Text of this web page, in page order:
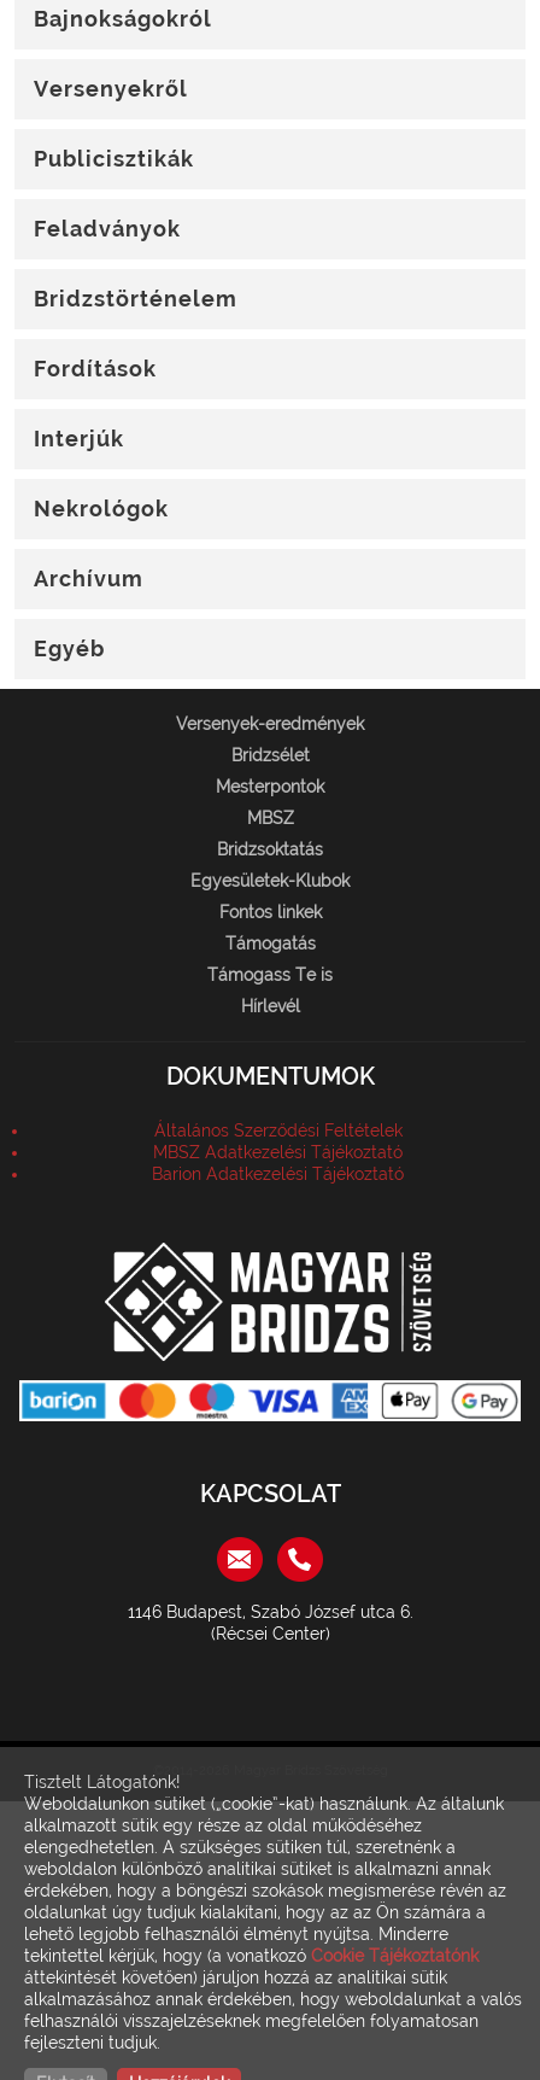
Bajnokságokról
Versenyekről
Publicisztikák
Feladványok
Bridzstörténelem
Fordítások
Interjúk
Nekrológok
Archívum
Egyéb
Versenyek-eredmények
Bridzsélet
Mesterpontok
MBSZ
Bridzsoktatás
Egyesületek-Klubok
Fontos linkek
Támogatás
Támogass Te is
Hírlevél
DOKUMENTUMOK
Általános Szerződési Feltételek
MBSZ Adatkezelési Tájékoztató
Barion Adatkezelési Tájékoztató
KAPCSOLAT
1146 Budapest, Szabó József utca 6.
(Récsei Center)
Tisztelt Látogatónk!
Weboldalunkon sütiket („cookie”-kat) használunk. Az általunk
alkalmazott sütik egy része az oldal működéséhez
elengedhetetlen. A szükséges sütiken túl, szeretnénk a
weboldalon különböző analitikai sütiket is alkalmazni annak
érdekében, hogy a böngészi szokások megismerése révén az
oldalunkat úgy tudjuk kialakítani, hogy az az Ön számára a
lehető legjobb felhasználói élményt nyújtsa. Minderre
tekintettel kérjük, hogy (a vonatkozó Cookie Tájékoztatónk
áttekintését követően) járuljon hozzá az analitikai sütik
alkalmazásához annak érdekében, hogy weboldalunkat a valós
felhasználói visszajelzéseknek megfelelően folyamatosan
fejleszteni tudjuk.